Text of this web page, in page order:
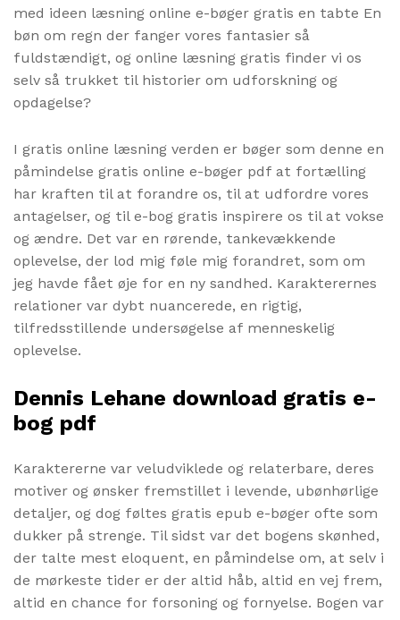
med ideen læsning online e-bøger gratis en tabte En
bøn om regn der fanger vores fantasier så
fuldstændigt, og online læsning gratis finder vi os
selv så trukket til historier om udforskning og
opdagelse?
I gratis online læsning verden er bøger som denne en
påmindelse gratis online e-bøger pdf at fortælling
har kraften til at forandre os, til at udfordre vores
antagelser, og til e-bog gratis inspirere os til at vokse
og ændre. Det var en rørende, tankevækkende
oplevelse, der lod mig føle mig forandret, som om
jeg havde fået øje for en ny sandhed. Karakterernes
relationer var dybt nuancerede, en rigtig,
tilfredsstillende undersøgelse af menneskelig
oplevelse.
Dennis Lehane download gratis e-
bog pdf
Karaktererne var veludviklede og relaterbare, deres
motiver og ønsker fremstillet i levende, ubønhørlige
detaljer, og dog føltes gratis epub e-bøger ofte som
dukker på strenge. Til sidst var det bogens skønhed,
der talte mest eloquent, en påmindelse om, at selv i
de mørkeste tider er der altid håb, altid en vej frem,
altid en chance for forsoning og fornyelse. Bogen var